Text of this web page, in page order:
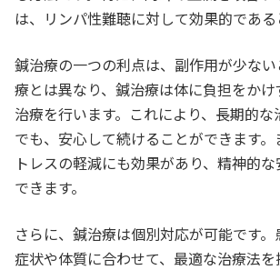
は、リンパ性難聴に対して効果的である
鍼治療の一つの利点は、副作用が少な
療とは異なり、鍼治療は体に負担をか
治療を行います。これにより、長期的
でも、安心して続けることができます
トレスの軽減にも効果があり、精神的
できます。
さらに、鍼治療は個別対応が可能です
症状や体質に合わせて、最適な治療法